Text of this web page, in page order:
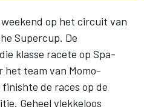
op het circuit van
Supercup. De
klasse racete op Spa-
het team van Momo-
de races op de
Geheel vlekkeloos